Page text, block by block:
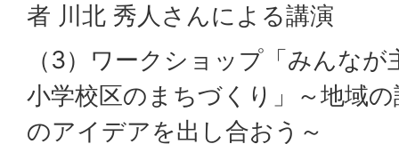
者 川北 秀人さんによる講演
（3）ワークショップ「みんな
小学校区のまちづくり」～地域
のアイデアを出し合おう～